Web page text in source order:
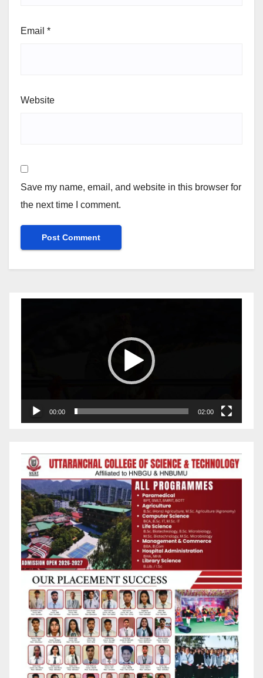
Email *
Website
Save my name, email, and website in this browser for
the next time I comment.
00:00 02:00